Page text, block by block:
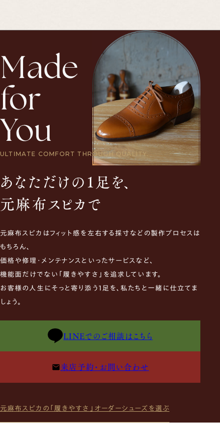
ULTIMATE COMFORT THROUGH QUALITY.
あなただけの1足を、
元麻布スピカで
元麻布スピカはフィット感を左右する採寸などの製作プロセスは
もちろん、
価格や修理・メンテナンスといったサービスなど、
機能面だけでない「履きやすさ」を追求しています。
お客様の人生にそっと寄り添う1足を、私たちと一緒に仕立てま
しょう。
LINEでのご相談はこちら
来店予約・お問い合わせ
元麻布スピカの「履きやすさ」 オーダーシューズを選ぶ